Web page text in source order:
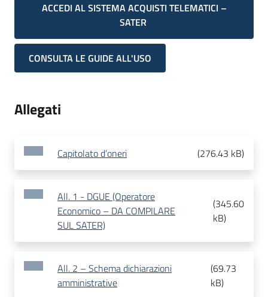
ACCEDI AL SISTEMA ACQUISTI TELEMATICI –
SATER
CONSULTA LE GUIDE ALL'USO
Allegati
Capitolato d’oneri (276.43 kB)
All. 1 - DGUE (Operatore
Economico – DA COMPILARE
SUL SATER)
(345.60
kB)
All. 2 – Schema dichiarazioni
amministrative
(69.73
kB)